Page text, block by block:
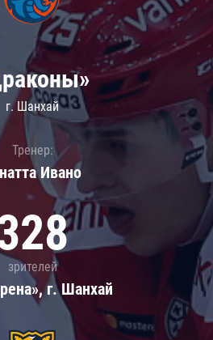
г. Шанхай
Тренер:
Иванo
зрителей
г. Шанхай